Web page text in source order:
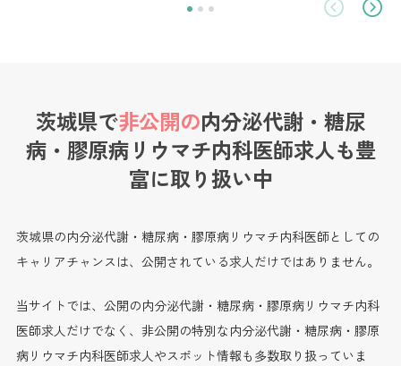
茨城県で非公開の内分泌代謝・糖尿
病・膠原病リウマチ内科医師求人も豊
富に取り扱い中
茨城県の内分泌代謝・糖尿病・膠原病リウマチ内科医師としての
キャリアチャンスは、公開されている求人だけではありません。
当サイトでは、公開の内分泌代謝・糖尿病・膠原病リウマチ内科
医師求人だけでなく、非公開の特別な内分泌代謝・糖尿病・膠原
病リウマチ内科医師求人やスポット情報も多数取り扱っていま